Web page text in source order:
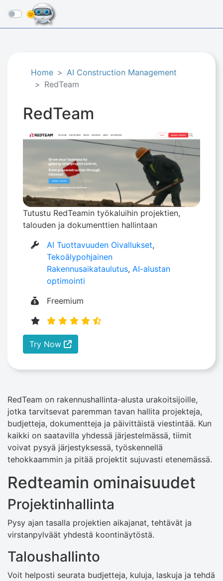
☰
Home
AI Construction Management
RedTeam
RedTeam
Tutustu RedTeamin työkaluihin projektien,
talouden ja dokumenttien hallintaan
AI Tuottavuuden Oivallukset,
Tekoälypohjainen
Rakennusaikataulutus,AI-alustan
optimointi
Freemium
Try Now
RedTeam on rakennushallinta-alusta urakoitsijoille,
jotka tarvitsevat paremman tavan hallita projekteja,
budjetteja, dokumentteja ja päivittäistä viestintää. Kun
kaikki on saatavilla yhdessä järjestelmässä, tiimit
voivat pysyä järjestyksessä, työskennellä
tehokkaammin ja pitää projektit sujuvasti etenemässä.
Redteamin ominaisuudet
Projektinhallinta
Pysy ajan tasalla projektien aikajanat, tehtävät ja
virstanpylväät yhdestä koontinäytöstä.
Taloushallinto
Voit helposti seurata budjetteja, kuluja, laskuja ja tehdä